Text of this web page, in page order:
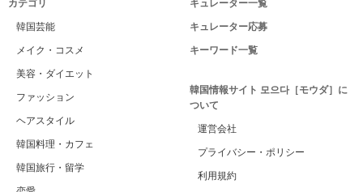
カテゴリ
韓国芸能
メイク・コスメ
美容・ダイエット
ファッション
ヘアスタイル
韓国料理・カフェ
韓国旅行・留学
キュレーター一覧
キュレーター応募
キーワード一覧
韓国情報サイト 모으다［モウダ］に
ついて
運営会社
プライバシー・ポリシー
利用規約